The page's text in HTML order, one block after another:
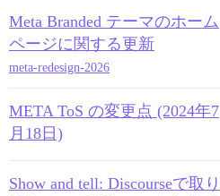
Meta Branded テーマのホーム
ページに関する更新
meta-redesign-2026
META ToS の変更点 (2024年7
月18日)
Show and tell: Discourseで取り